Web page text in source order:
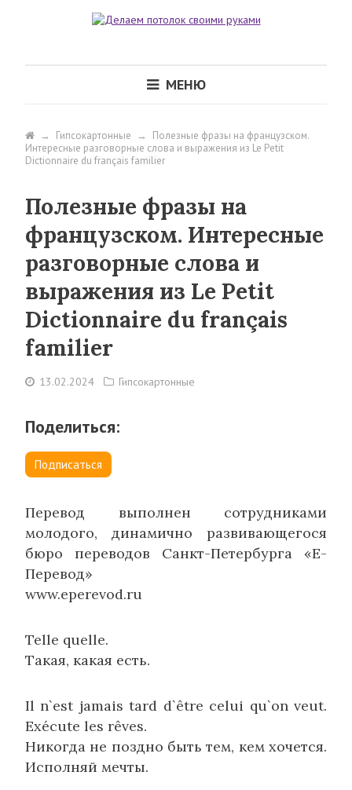
МЕНЮ
→ Гипсокартонные →
Полезные фразы на французском.
Интересные разговорные слова и выражения из Le Petit
Dictionnaire du français familier
Полезные фразы на
французском. Интересные
разговорные слова и
выражения из Le Petit
Dictionnaire du français
familier
13.02.2024 Гипсокартонные
Поделиться:
Подписаться
Перевод выполнен сотрудниками
молодого, динамично развивающегося
бюро переводов Санкт-Петербурга «Е-
Перевод»
www.eperevod.ru
Telle quelle.
Такая, какая есть.
Il n`est jamais tard d`être celui qu`on veut.
Exécute les rêves.
Никогда не поздно быть тем, кем хочется.
Исполняй мечты.